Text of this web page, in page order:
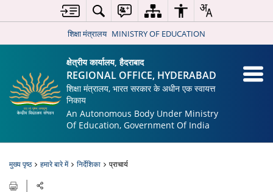
शिक्षा मंत्रालय MINISTRY OF EDUCATION
क्षेत्रीय कार्यालय, हैदराबाद
REGIONAL OFFICE, HYDERABAD
शिक्षा मंत्रालय, भारत सरकार के अधीन एक स्वायत्त
निकाय
An Autonomous Body Under Ministry
Of Education, Government Of India
मुख्य पृष्ठ हमारे बारे में निर्देशिका प्राचार्य